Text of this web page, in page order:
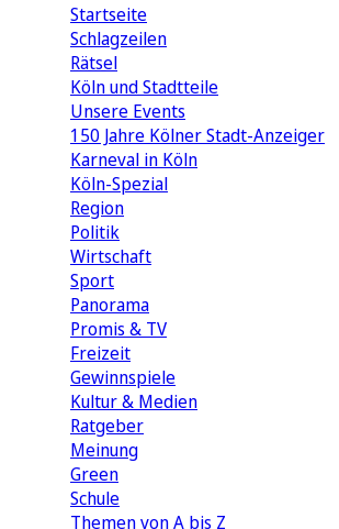
Startseite
Schlagzeilen
Rätsel
Köln und Stadtteile
Unsere Events
150 Jahre Kölner Stadt-Anzeiger
Karneval in Köln
Köln-Spezial
Region
Politik
Wirtschaft
Sport
Panorama
Promis & TV
Freizeit
Gewinnspiele
Kultur & Medien
Ratgeber
Meinung
Green
Schule
Themen von A bis Z